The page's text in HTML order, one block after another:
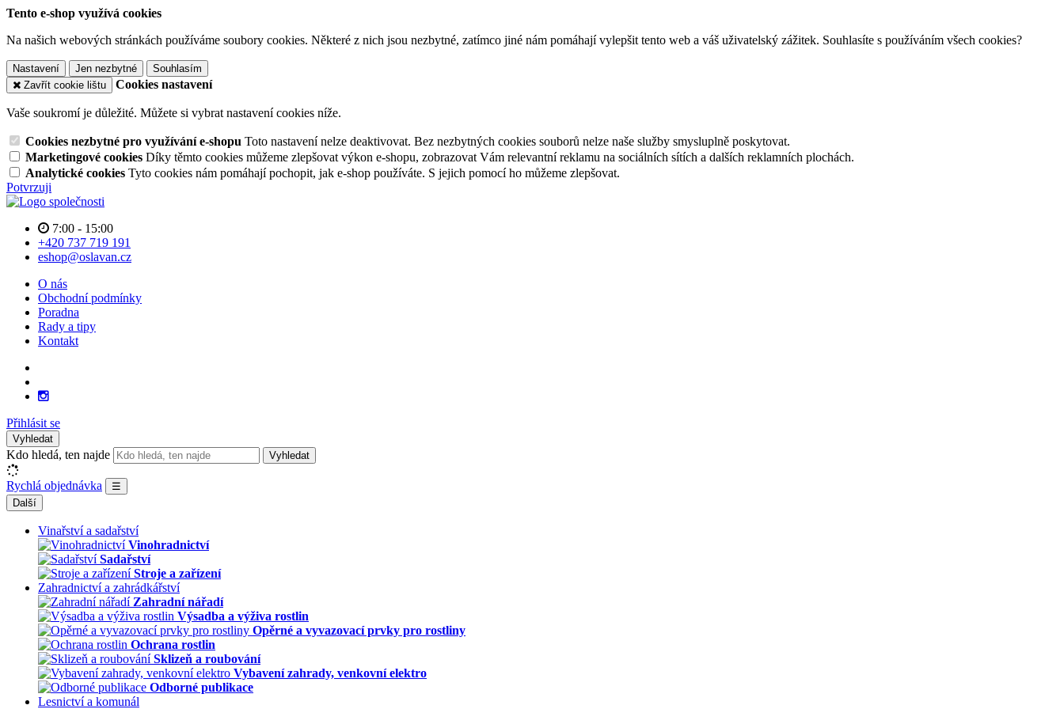
Tento e-shop využívá cookies
Na našich webových stránkách používáme soubory cookies. Některé z nich jsou nezbytné, zatímco jiné nám pomáhají vylepšit tento web a váš uživatelský zážitek. Souhlasíte s používáním všech cookies?
Nastavení Jen nezbytné
Souhlasím
Zavřít cookie lištu
Cookies nastavení
Vaše soukromí je důležité. Můžete si vybrat nastavení cookies níže.
Cookies nezbytné pro využívání e-shopu Toto nastavení nelze deaktivovat. Bez nezbytných cookies souborů nelze naše služby smysluplně poskytovat.
Marketingové cookies Díky těmto cookies můžeme zlepšovat výkon e-shopu, zobrazovat Vám relevantní reklamu na sociálních sítích a dalších reklamních plochách.
Analytické cookies Tyto cookies nám pomáhají pochopit, jak e-shop používáte. S jejich pomocí ho můžeme zlepšovat.
Potvrzuji
7:00 - 15:00
+420 737 719 191
eshop@oslavan.cz
O nás
Obchodní podmínky
Poradna
Rady a tipy
Kontakt
Přihlásit se
Vyhledat
Kdo hledá, ten najde Vyhledat
Rychlá objednávka
☰
Další
Vinařství a sadařství
Vinohradnictví
Sadařství
Stroje a zařízení
Zahradnictví a zahrádkářství
Zahradní nářadí
Výsadba a výživa rostlin
Opěrné a vyvazovací prvky pro rostliny
Ochrana rostlin
Sklizeň a roubování
Vybavení zahrady, venkovní elektro
Odborné publikace
Lesnictví a komunál